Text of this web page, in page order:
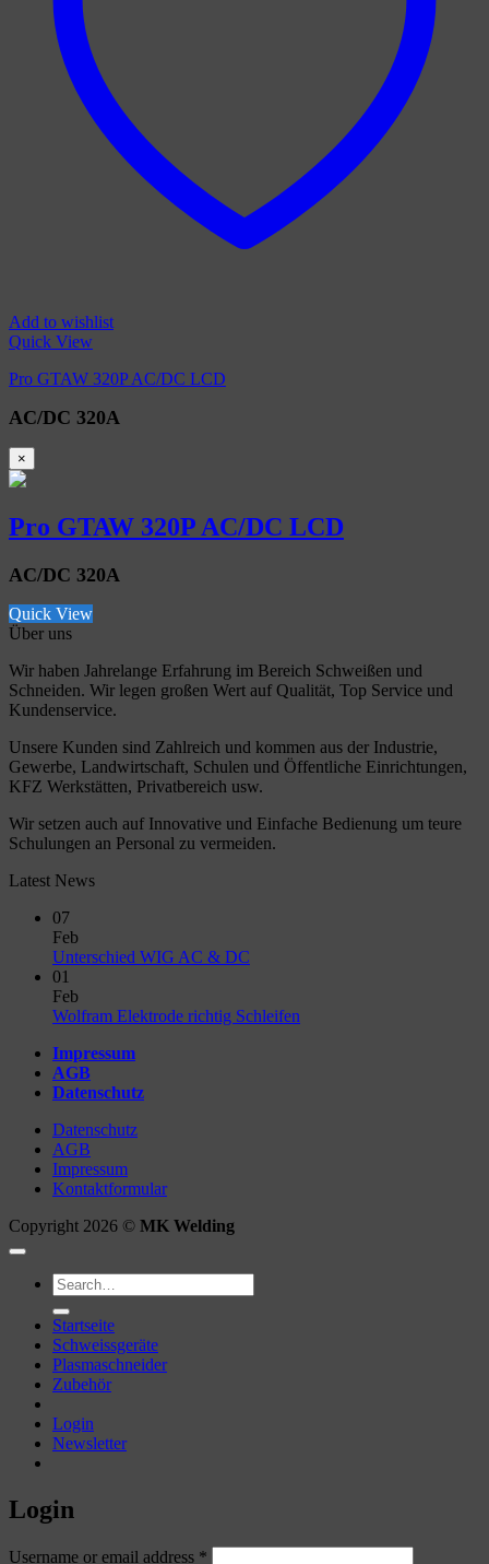
Add to wishlist
Quick View
Pro GTAW 320P AC/DC LCD
AC/DC 320A
×
Pro GTAW 320P AC/DC LCD
AC/DC 320A
Quick View
Über uns
Wir haben Jahrelange Erfahrung im Bereich Schweißen und
Schneiden. Wir legen großen Wert auf Qualität, Top Service und
Kundenservice.
Unsere Kunden sind Zahlreich und kommen aus der Industrie,
Gewerbe, Landwirtschaft, Schulen und Öffentliche Einrichtungen,
KFZ Werkstätten, Privatbereich usw.
Wir setzen auch auf Innovative und Einfache Bedienung um teure
Schulungen an Personal zu vermeiden.
Latest News
07
Feb
Unterschied WIG AC & DC
Unterschied
01
Feb
Wolfram Elektrode richtig Schleifen
Impressum
AGB
Datenschutz
Datenschutz
AGB
Impressum
Kontaktformular
Copyright 2026 © MK Welding
Search
for:
Startseite
Schweissgeräte
Plasmaschneider
Zubehör
Login
Newsletter
Login
Username or email address *